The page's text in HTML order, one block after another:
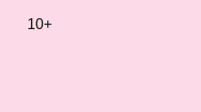
10+